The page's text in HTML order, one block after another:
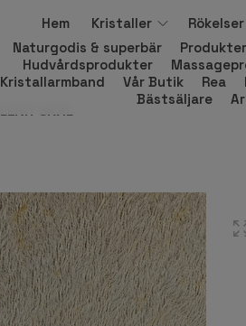
Hem Kristaller
Naturgodis & superbär
Hudvårdsprodukter
Kristallarmband
Vår Butik Rea
Bästsäljare